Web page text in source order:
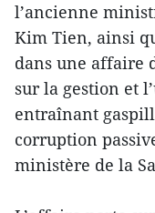
l’ancienne
Kim Tien, ainsi
dans une affaire
sur la gestion et
entraînant
corruption
ministère de la